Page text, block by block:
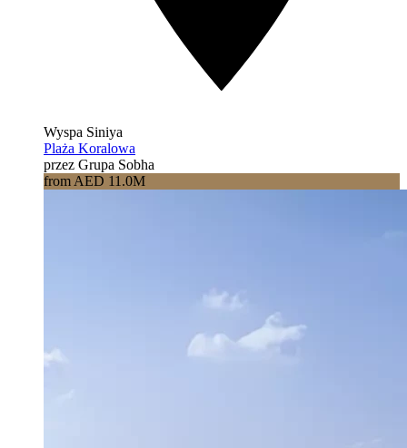
Wyspa Siniya
Plaża Koralowa
przez Grupa Sobha
from AED 11.0M